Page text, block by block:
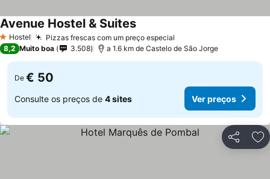
1 Estrelas
Hostel Pizzas frescas com um preço especial
Avenue Hostel & Suites
8,2 Muito boa 3.508 a 1.6 km de Castelo de São Jorge
De € 50
Consulte os preços de 4 sites Ver preços
Partilhar